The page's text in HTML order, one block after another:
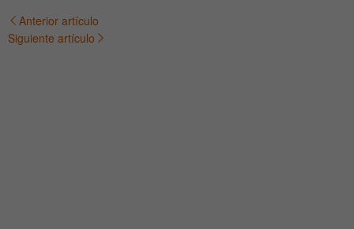
Navegación
Anterior artículo
Siguiente artículo